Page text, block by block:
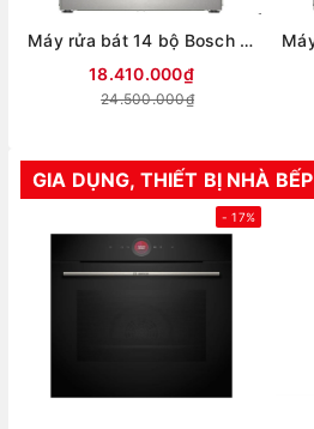
Máy rửa bát 14 bộ Bosch seri 6 SMS6ZCI02P
18.410.000₫
24.500.000₫
GIA DỤNG, THIẾT BỊ NHÀ BẾP
- 17%